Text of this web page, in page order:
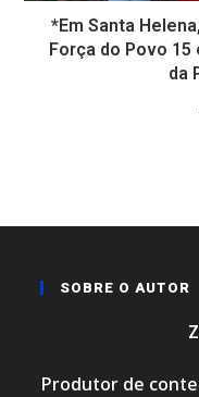
*Em Santa
Força do Povo
da
SOBRE O AUTOR
Produtor de